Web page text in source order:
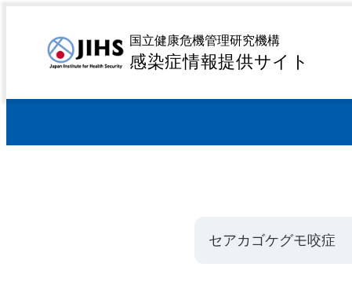
国立健康危機管理研究機構
感染症情報提供サイト
トップページ> 感染症を探す>感染源や特徴から探す
セアカゴケグモ咬症